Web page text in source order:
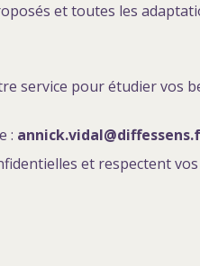
et toutes les
service pour étudier vos
:
et respectent vos